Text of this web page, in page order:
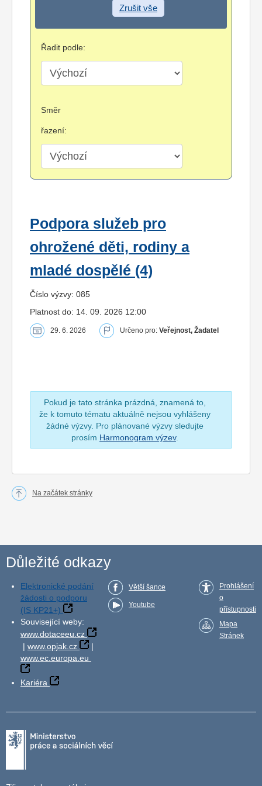
Zrušit vše
Řadit podle:
Směr
řazení:
Podpora služeb pro
ohrožené děti, rodiny a
mladé dospělé (4)
Číslo výzvy: 085
Platnost do: 14. 09. 2026 12:00
29. 6. 2026 Určeno pro: Veřejnost, Žadatel
Pokud je tato stránka prázdná, znamená to,
že k tomuto tématu aktuálně nejsou vyhlášeny
žádné výzvy. Pro plánované výzvy sledujte
prosím Harmonogram výzev.
Na začátek stránky
Důležité odkazy
Elektronické podání
žádosti o podporu
(IS KP21+)
Související weby:
www.dotaceeu.cz
| www.opjak.cz
|
www.ec.europa.eu
Kariéra
Větší šance
Youtube
Prohlášení
o
přístupnosti
Mapa
Stránek